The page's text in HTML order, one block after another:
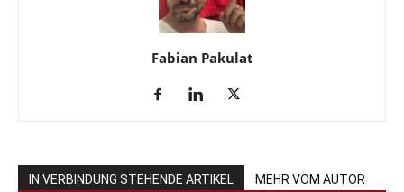
Fabian Pakulat
IN VERBINDUNG STEHENDE ARTIKEL MEHR VOM AUTOR